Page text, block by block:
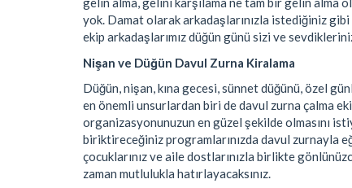
yok. Damat olarak arkadaşlarınızla istediğiniz
ekip arkadaşlarımız düğün günü sizi ve
Nişan ve Düğün Davul Zurna Kiralama
Düğün, nişan, kına gecesi, sünnet düğünü, özel
en önemli unsurlardan biri de davul zurna çalma
organizasyonunuzun en güzel şekilde olmasını
biriktireceğiniz programlarınızda davul zurnayla
çocuklarınız ve aile dostlarınızla birlikte
zaman mutlulukla hatırlayacaksınız.